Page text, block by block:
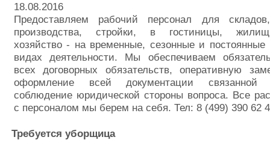
18.08.2016
Предоставляем рабочий персонал для
производства, стройки, в гостиницы,
хозяйство - на временные, сезонные и
видах деятельности. Мы обеспечиваем
всех договорных обязательств, оперативную
оформление всей документации связанной
соблюдение юридической стороны вопроса. Все
с персоналом мы берем на себя. Тел: 8 (499) 390 62
Требуется уборщица